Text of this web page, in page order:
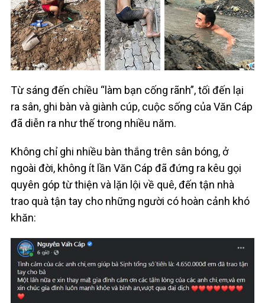
Từ sáng đến chiều “làm bạn cống rãnh”, tối đến lại
ra sân, ghi bàn và giành cúp, cuộc sống của Văn Cáp
đã diễn ra như thế trong nhiều năm.
Không chỉ ghi nhiều bàn thắng trên sân bóng, ở
ngoài đời, không ít lần Văn Cáp đã đứng ra kêu gọi
quyên góp từ thiện và lặn lội về quê, đến tận nhà
trao quà tận tay cho những người có hoàn cảnh khó
khăn: